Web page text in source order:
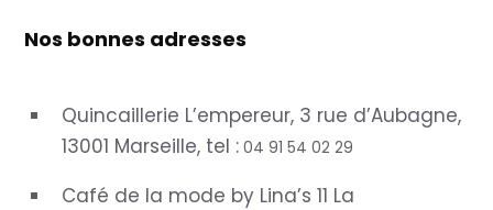
Nos bonnes adresses
Quincaillerie L’empereur, 3 rue d’Aubagne,
13001 Marseille, tel : 04 91 54 02 29
Café de la mode by Lina’s 11 La